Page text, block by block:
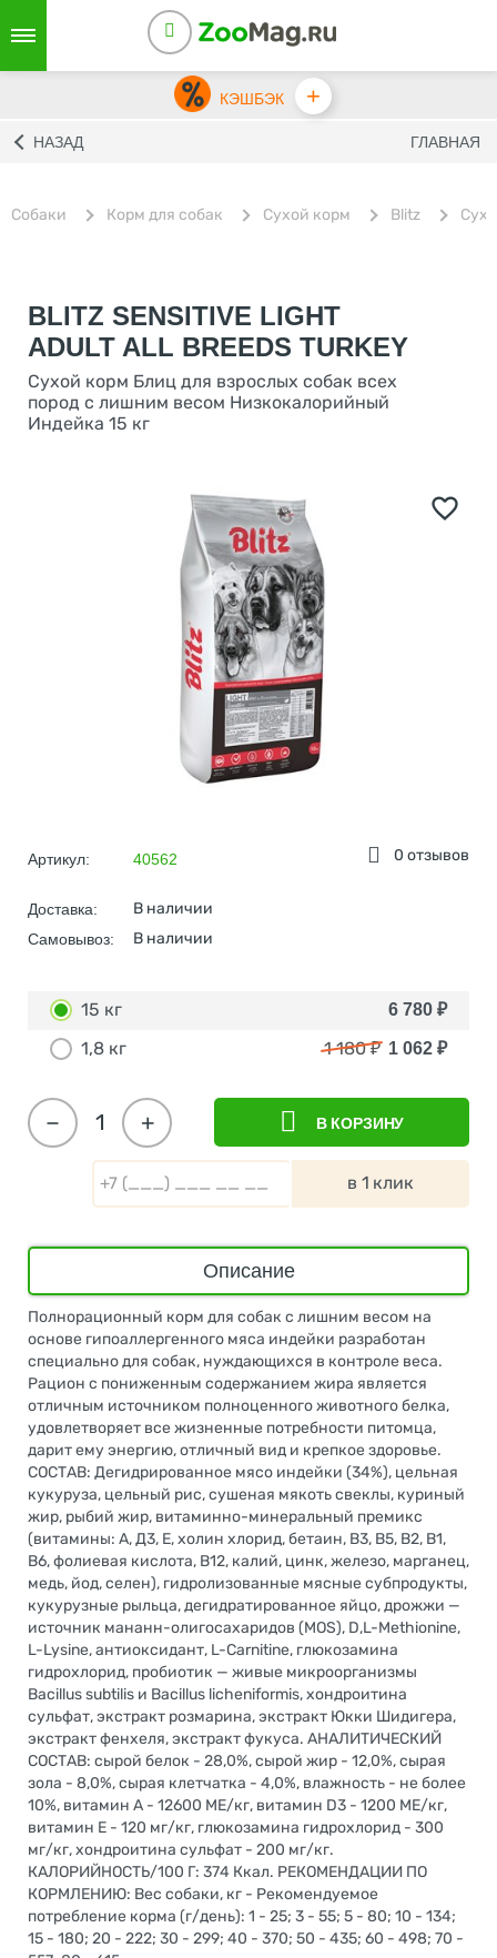
КЭШБЭК +
НАЗАД ГЛАВНАЯ
Собаки Корм для собак Сухой корм Blitz
BLITZ SENSITIVE LIGHT
ADULT ALL BREEDS TURKEY
Сухой корм Блиц для взрослых собак всех
пород с лишним весом Низкокалорийный
Индейка 15 кг
0 отзывов
Артикул: 40562
Доставка: В наличии
Самовывоз: В наличии
15 кг 6 780 ₽
1,8 кг 1 180₽ 1 062 ₽
+
− В КОРЗИНУ
в 1 клик
Описание
Полнорационный корм для собак с лишним весом на
основе гипоаллергенного мяса индейки разработан
специально для собак, нуждающихся в контроле веса.
Рацион с пониженным содержанием жира является
отличным источником полноценного животного белка,
удовлетворяет все жизненные потребности питомца,
дарит ему энергию, отличный вид и крепкое здоровье.
СОСТАВ: Дегидрированное мясо индейки (34%), цельная
кукуруза, цельный рис, сушеная мякоть свеклы, куриный
жир, рыбий жир, витаминно-минеральный премикс
(витамины: А, Д3, Е, холин хлорид, бетаин, В3, В5, В2, В1,
В6, фолиевая кислота, В12, калий, цинк, железо, марганец,
медь, йод, селен), гидролизованные мясные субпродукты,
кукурузные рыльца, дегидратированное яйцо, дрожжи —
источник мананн-олигосахаридов (MOS), D,L-Methionine,
L-Lysine, антиоксидант, L-Carnitine, глюкозамина
гидрохлорид, пробиотик — живые микроорганизмы
Bacillus subtilis и Bacillus licheniformis, хондроитина
сульфат, экстракт розмарина, экстракт Юкки Шидигера,
экстракт фенхеля, экстракт фукуса. АНАЛИТИЧЕСКИЙ
СОСТАВ: сырой белок - 28,0%, сырой жир - 12,0%, сырая
зола - 8,0%, сырая клетчатка - 4,0%, влажность - не более
10%, витамин А - 12600 МЕ/кг, витамин D3 - 1200 МЕ/кг,
витамин Е - 120 мг/кг, глюкозамина гидрохлорид - 300
мг/кг, хондроитина сульфат - 200 мг/кг.
КАЛОРИЙНОСТЬ/100 Г: 374 Ккал. РЕКОМЕНДАЦИИ ПО
КОРМЛЕНИЮ: Вес собаки, кг - Рекомендуемое
потребление корма (г/день): 1 - 25; 3 - 55; 5 - 80; 10 - 134;
15 - 180; 20 - 222; 30 - 299; 40 - 370; 50 - 435; 60 - 498; 70 -